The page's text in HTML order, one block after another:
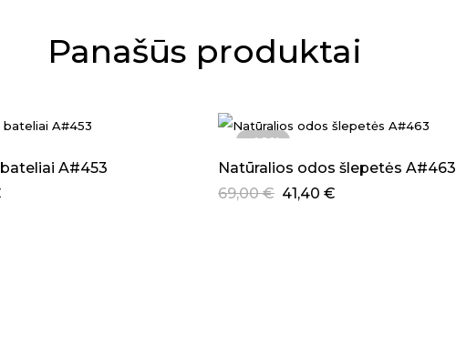
Panašūs produktai
A#453
-40%
Natūralios odos šlepetės A#463
69,00€ Original
price
41,40 €